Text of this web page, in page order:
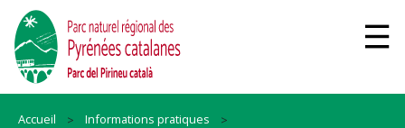
Accueil
Informations pratiques